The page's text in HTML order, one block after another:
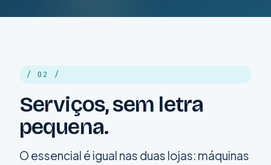
/ 02 /
Serviços, sem letra
pequena.
O essencial é igual nas duas lojas: máquinas